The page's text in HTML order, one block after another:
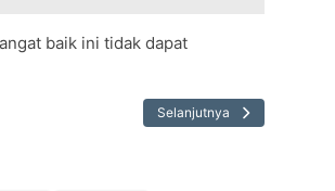
baik ini tidak dapat
Selanjutnya